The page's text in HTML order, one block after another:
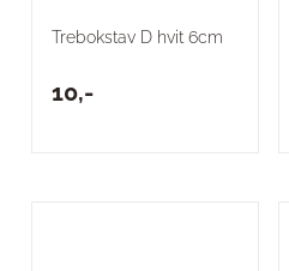
Trebokstav D hvit 6cm
10,-